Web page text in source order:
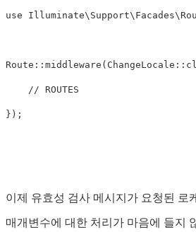
use
Route :: middleware ( ChangeLocale ::
// ROUTES
});
이제 유효성 검사 메시지가 요청된 로
매개변수에 대한 처리가 마음에 들지